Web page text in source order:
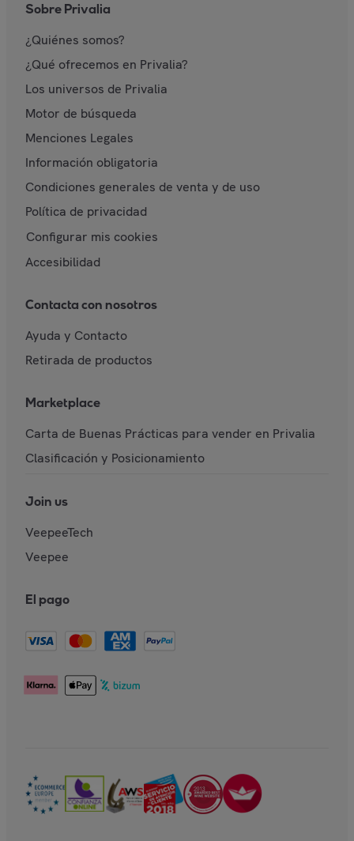
Sobre Privalia
¿Quiénes somos?
¿Qué ofrecemos en Privalia?
Los universos de Privalia
Motor de búsqueda
Menciones Legales
Información obligatoria
Condiciones generales de venta y de uso
Política de privacidad
Configurar mis cookies
Accesibilidad
Contacta con nosotros
Ayuda y Contacto
Retirada de productos
Marketplace
Carta de Buenas Prácticas para vender en Privalia
Clasificación y Posicionamiento
Join us
VeepeeTech
Veepee
El pago